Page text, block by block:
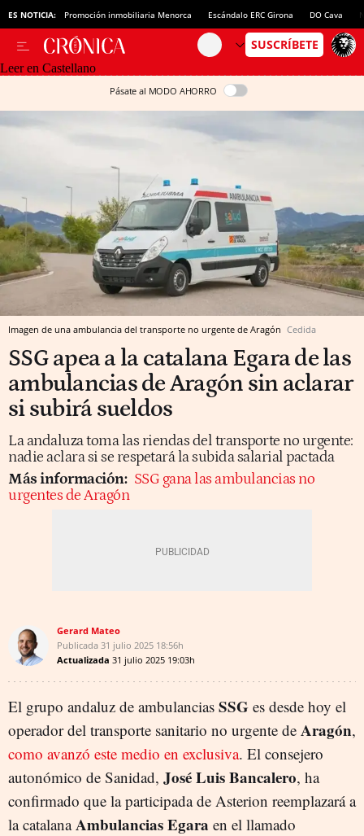
ES NOTICIA: Promoción inmobiliaria Menorca Escándalo ERC Girona DO Cava
Leer en Castellano
Pásate al MODO AHORRO
Imagen de una ambulancia del transporte no urgente de Aragón Cedida
SSG apea a la catalana Egara de las
ambulancias de Aragón sin aclarar
si subirá sueldos
La andaluza toma las riendas del transporte no urgente:
nadie aclara si se respetará la subida salarial pactada
Más información: SSG gana las ambulancias no
urgentes de Aragón
Gerard Mateo
Publicada 31 julio 2025 18:56h
Actualizada 31 julio 2025 19:03h
El grupo andaluz de ambulancias SSG es desde hoy el
operador del transporte sanitario no urgente de Aragón,
como avanzó este medio en exclusiva. El consejero
autonómico de Sanidad, José Luis Bancalero, ha
confirmado que la participada de Asterion reemplazará a
la catalanaAmbulancias Egara en el llamado